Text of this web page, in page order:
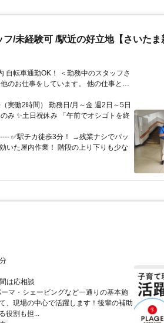
/未経験可 /駅近の好立地【さいたま
のお仕事をしています。 他の仕事と両
実働2時間） 勤務日/月～金 週2日～5日
み ✨土日祝休み 「午前でオシゴトを終
✅️駅チカ徒歩3分！ →残業ナシでパッ
いた屋内作業！ 階段の上り下りも少な
は応相談
マ・シェービングなど一通りの基本施
現場の中心で活躍します！後輩の補助
役割も担...